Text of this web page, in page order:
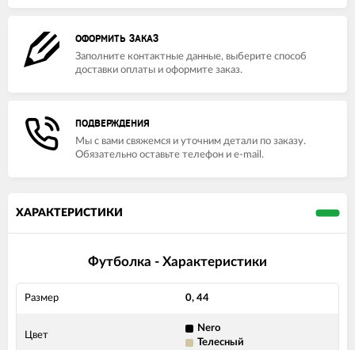
ОФОРМИТЬ ЗАКАЗ
Заполните контактные данные, выберите способ
доставки оплаты и оформите заказ.
ПОДВЕРЖДЕНИЯ
Мы с вами свяжемся и уточним детали по заказу.
Обязательно оставьте телефон и e-mail.
ХАРАКТЕРИСТИКИ
Футболка - Характеристики
Размер 0, 44
Цвет
Nero
Телесный